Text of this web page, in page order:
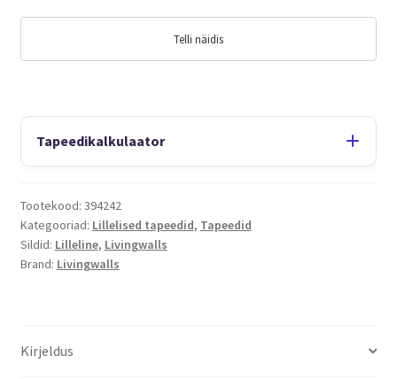
Telli näidis
Tapeedikalkulaator
Tootekood: 394242
Kategooriad: Lillelised tapeedid, Tapeedid
Sildid: Lilleline, Livingwalls
Brand: Livingwalls
Kirjeldus